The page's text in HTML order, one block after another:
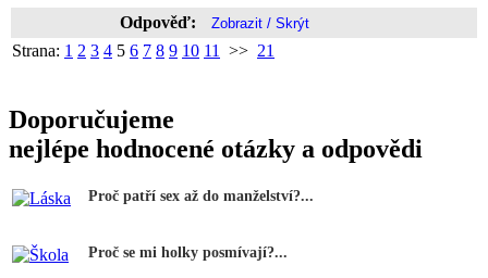
Odpověď:
Strana: 1 2 3 4 5 6 7 8 9 10 11 >> 21
Doporučujeme
nejlépe hodnocené otázky a odpovědi
Proč patří sex až do manželství?...
Proč se mi holky posmívají?...